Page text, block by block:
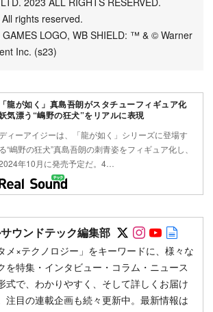
rights reserved.
GAMES LOGO, WB SHIELD: ™ & © Warner
Inc. (s23)
「龍が如く」真島吾朗がスタチューフィギュア化
気漂う“嶋野の狂犬”をリアルに表現
ィーアイジーは、「龍が如く」シリーズに登場す
る“嶋野の狂犬”真島吾朗の刺青姿をフィギュア化し、
年10月に発売予定だ。4…
ウンドテック編集部 Follow on
Follow on
Follow
メ×テクノロジー」をキーワードに、様々な
を特集・インタビュー・コラム・ニュース
式で、わかりやすく、そして詳しくお届け
注目の連載企画も続々更新中。最新情報は